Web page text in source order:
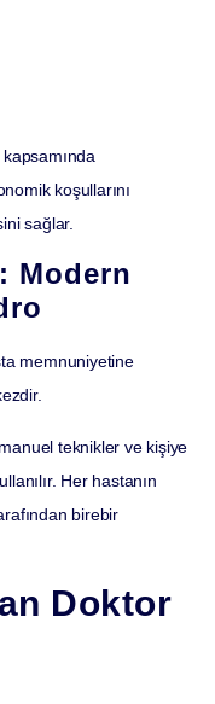
koşullarını
sağlar.
Modern
memnuniyetine
manuel teknikler ve kişiye
Her hastanın
birebir
Doktor